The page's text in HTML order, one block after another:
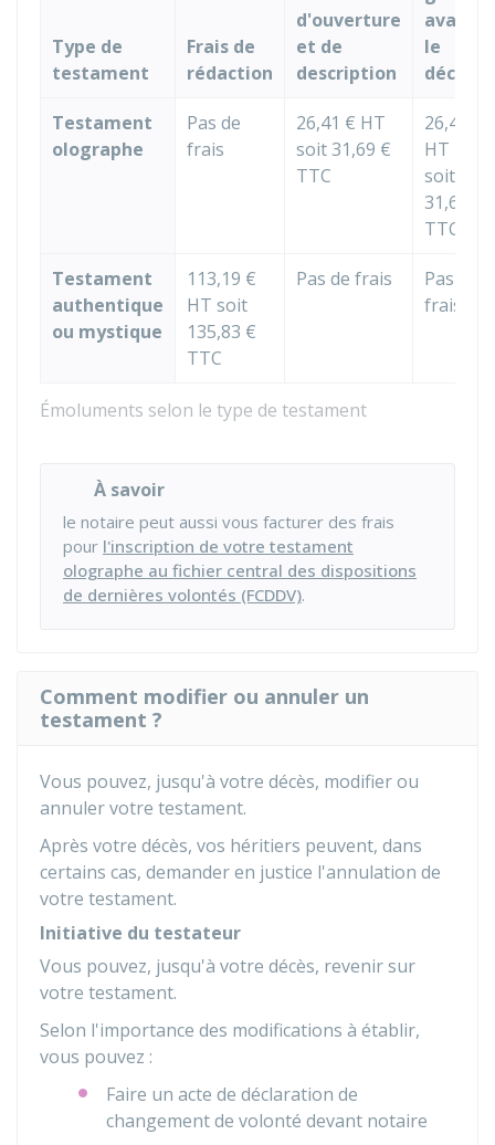
Émoluments selon le type de testament
Type de
testament
Frais de
rédaction
d'ouverture
et de
description
avant
le
décès
Testament
olographe
Pas de
frais
26,41 € HT
soit31,69 €
TTC
26,41 €
HT
soit
31,69 €
TTC
Testament
authentique
ou mystique
113,19 €
HT soit
135,83 €
TTC
Pas de frais
Pas de
frais
À savoir
le notaire peut aussi vous facturer des frais
pour l'inscription de votre testament
olographe au fichier central des dispositions
de dernières volontés (FCDDV).
Comment modifier ou annuler un
testament ?
Vous pouvez, jusqu'à votre décès, modifier ou
annuler votre testament.
Après votre décès, vos héritiers peuvent, dans
certains cas, demander en justice l'annulation de
votre testament.
Initiative du testateur
Vous pouvez, jusqu'à votre décès, revenir sur
votre testament.
Selon l'importance des modifications à établir,
vous pouvez :
Faire un acte de déclaration de
changement de volonté devant notaire